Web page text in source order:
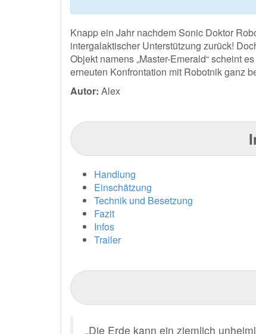
Knapp ein Jahr nachdem Sonic Doktor
intergalaktischer Unterstützung zurück!
Objekt namens „Master-Emerald“ scheint
erneuten Konfrontation mit Robotnik ganz
Autor: Alex
Handlung
Einschätzung
Technik und Besetzung
Fazit
Infos
Trailer
„Die Erde kann ein ziemlich